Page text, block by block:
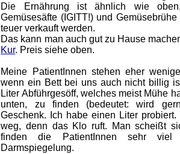
Die Ernährung ist ähnlich wie
Gemüsesäfte (IGITT!) und
teuer verkauft werden.
Das kann man auch gut zu Hause
Kur. Preis siehe oben.
Meine PatientInnen stehen eher
wenn ein Bett bei uns auch nicht billig
Liter Abführgesöff, welches meist Mühe
unten, zu finden (bedeutet: wird
Geschenk. Ich habe einen Liter
weg, denn das Klo ruft. Man scheißt
finden die PatientInnen sehr viel
Darmspiegelung.